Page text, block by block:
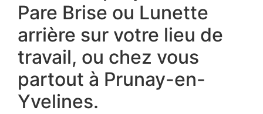
Pare Brise ou Lunette
arrière sur votre lieu de
travail, ou chez vous
partout à Prunay-en-
Yvelines.